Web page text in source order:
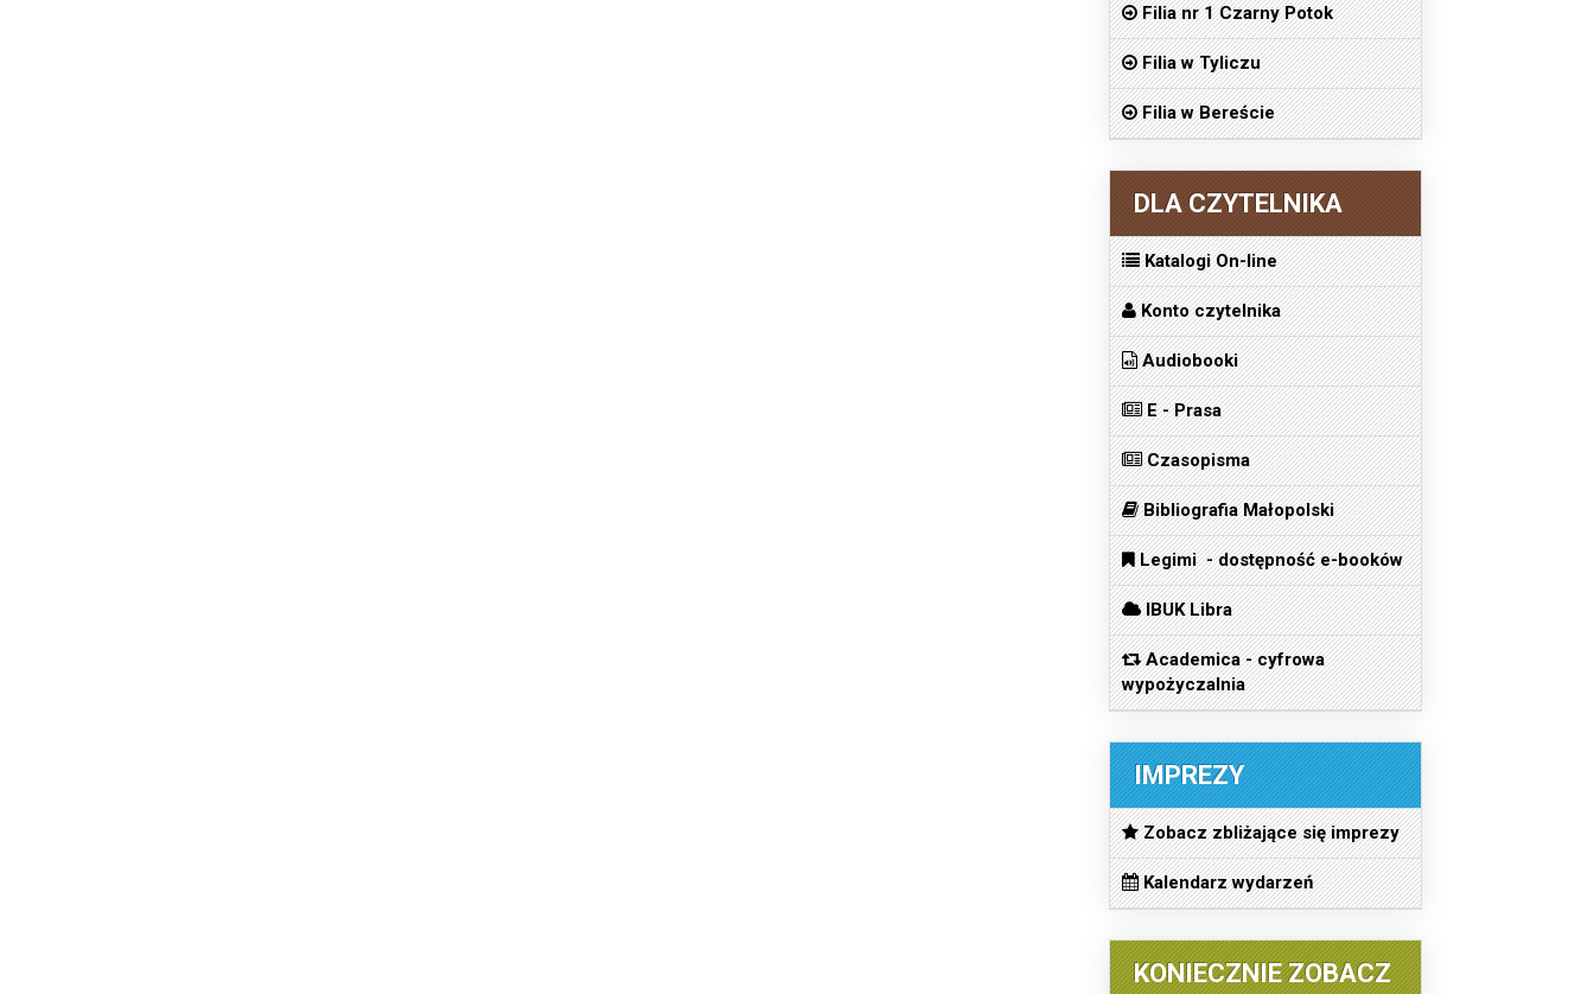
Filia nr 1 Czarny Potok
Filia w Tyliczu
Filia w Bereście
DLA CZYTELNIKA
Katalogi On-line
Konto czytelnika
Audiobooki
E - Prasa
Czasopisma
Bibliografia Małopolski
Legimi - dostępność e-booków
IBUK Libra
Academica - cyfrowa
wypożyczalnia
IMPREZY
Zobacz zbliżające się imprezy
Kalendarz wydarzeń
KONIECZNIE ZOBACZ